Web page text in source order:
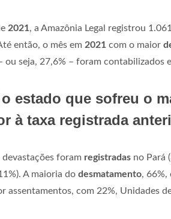
2021, a Amazônia Legal registrou
então, o mês em 2021 com o maior
ou seja, 27,6% – foram contabilizados
estado que sofreu o
à taxa registrada
devastações foram registradas no Pará
A maioria do desmatamento, 66%,
assentamentos, com 22%, Unidades